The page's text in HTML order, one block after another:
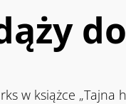
w książce „Tajna